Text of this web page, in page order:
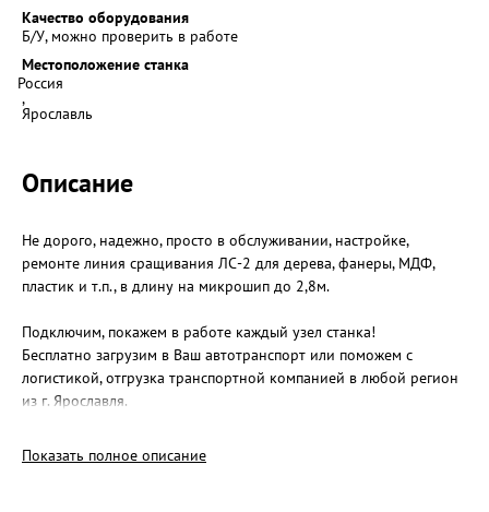
Качество оборудования
Б/У, можно проверить в работе
Местоположение станка
Россия
,
Ярославль
Описание
Не дорого, надежно, просто в обслуживании, настройке,
ремонте линия сращивания ЛС-2 для дерева, фанеры, МДФ,
пластик и т.п., в длину на микрошип до 2,8м.
Подключим, покажем в работе каждый узел станка!
Бесплатно загрузим в Ваш автотранспорт или поможем с
логистикой, отгрузка транспортной компанией в любой регион
из г. Ярославля.
Линия состоит из шипорезного станка и пресса
Шипорез: ШС2-300:
Показать полное описание